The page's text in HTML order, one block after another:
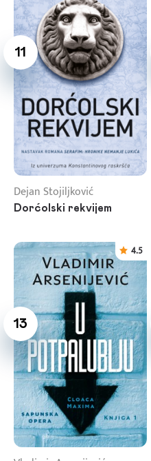
11
Dejan Stojiljković
Dorćolski rekvijem
13
4.5